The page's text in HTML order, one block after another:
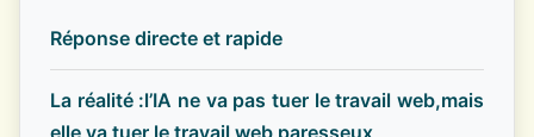
Réponse directe et rapide
La réalité :l’IA ne va pas tuer le travail web,mais